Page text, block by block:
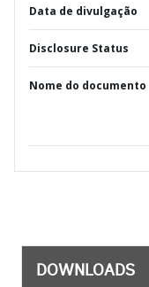
Data de divulgação
Disclosure Status
Nome do documento
DOWNLOADS